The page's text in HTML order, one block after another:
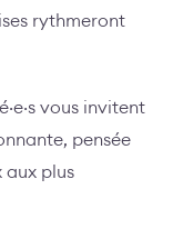
rythmeront
vous invitent
pensée
aux plus